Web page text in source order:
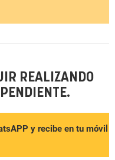
REALIZANDO
y recibe en tu móvil